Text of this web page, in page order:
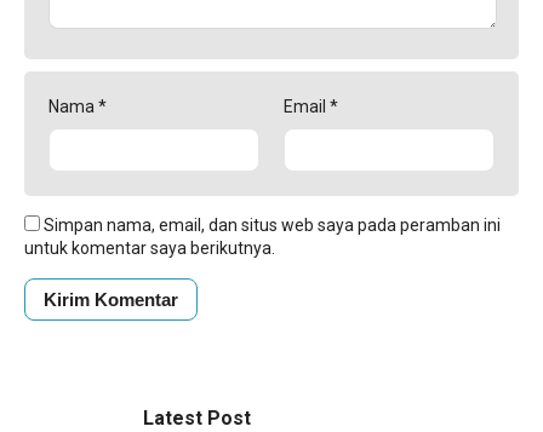
Nama* Email *
Simpan nama, email, dan situs web saya pada peramban ini
untuk komentar saya berikutnya.
Latest Post